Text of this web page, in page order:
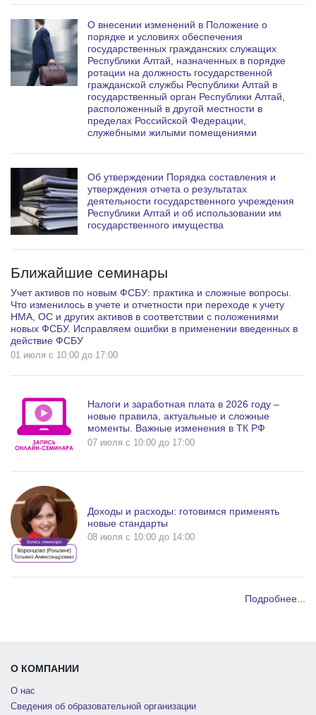
О внесении изменений в Положение о
порядке и условиях обеспечения
государственных гражданских служащих
Республики Алтай, назначенных в порядке
ротации на должность государственной
гражданской службы Республики Алтай в
государственный орган Республики Алтай,
расположенный в другой местности в
пределах Российской Федерации,
служебными жилыми помещениями
Об утверждении Порядка составления и
утверждения отчета о результатах
деятельности государственного учреждения
Республики Алтай и об использовании им
государственного имущества
Ближайшие семинары
Учет активов по новым ФСБУ: практика и сложные вопросы.
Что изменилось в учете и отчетности при переходе к учету
НМА, ОС и других активов в соответствии с положениями
новых ФСБУ. Исправляем ошибки в применении введенных в
действие ФСБУ
01 июля c 10:00 до 17:00
Налоги и заработная плата в 2026 году –
новые правила, актуальные и сложные
моменты. Важные изменения в ТК РФ
07 июля c 10:00 до 17:00
Доходы и расходы: готовимся применять
новые стандарты
08 июля c 10:00 до 14:00
Подробнее...
О КОМПАНИИ
О нас
Сведения об образовательной организации